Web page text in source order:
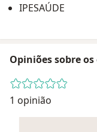
IPESAÚDE
Opiniões sobre
1 opinião